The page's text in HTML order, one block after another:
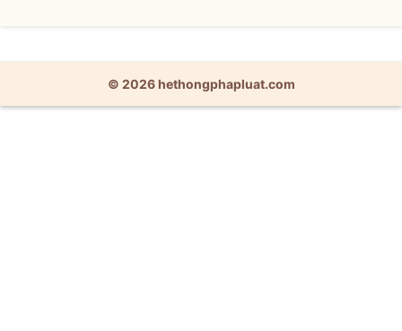
© 2026 hethongphapluat.com